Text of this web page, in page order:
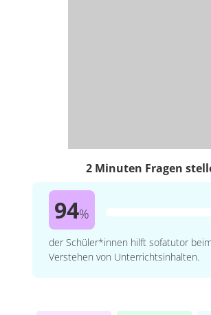
2 Minuten Fragen
94%
der Schüler*innen hilft sofatutor
Verstehen von Unterrichtsinhalten.